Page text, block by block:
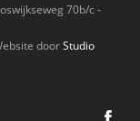
70b/c -
doorStudio